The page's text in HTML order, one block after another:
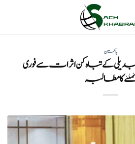
پاکستان
تبدیلی کے تباہ کن اثرات سے فوری
کا مطالبہ